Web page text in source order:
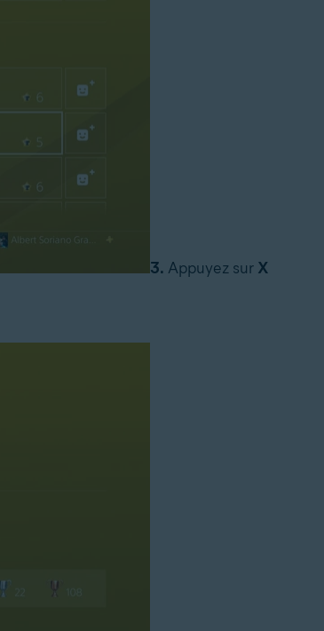
3. Appuyez sur X